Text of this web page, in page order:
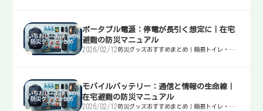
ポータブル電源：停電が長引く想定に｜在宅
避難の防災マニュアル
2026/02/12 防災グッズおすすめまとめ｜簡易トイレ・
モバイルバッテリー：通信と情報の生命線｜
在宅避難の防災マニュアル
2026/02/12 防災グッズおすすめまとめ｜簡易トイレ・